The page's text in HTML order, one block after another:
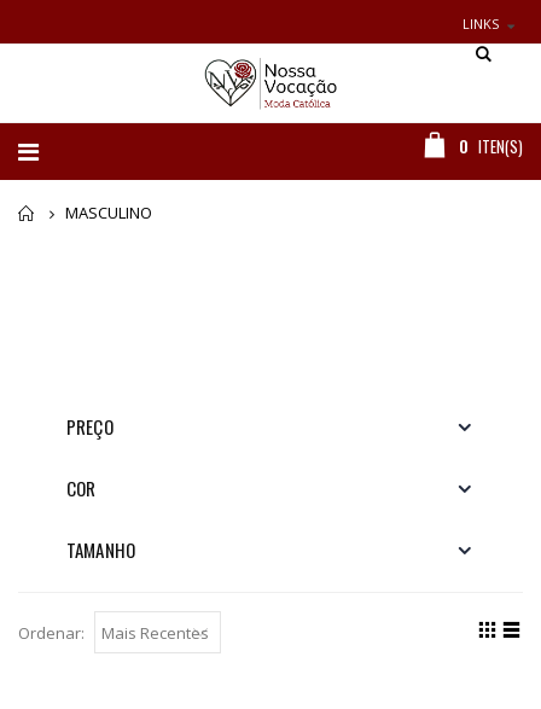
LINKS
0 ITEN(S)
Home
MASCULINO
PREÇO
COR
TAMANHO
Ordenar: